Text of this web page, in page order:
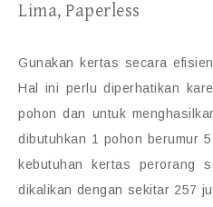
Lima, Paperless
Gunakan kertas secara
Hal ini perlu diperhatikan
pohon dan untuk
dibutuhkan 1 pohon berumur
kebutuhan kertas perorang
dikalikan dengan sekitar 257